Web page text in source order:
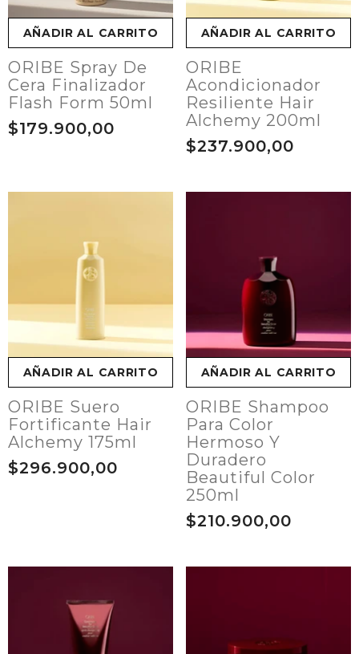
AÑADIR AL CARRITO
ORIBE Spray De
Cera Finalizador
Flash Form 50ml
$179.900,00
AÑADIR AL CARRITO
ORIBE
Acondicionador
Resiliente Hair
Alchemy 200ml
$237.900,00
AÑADIR AL CARRITO
ORIBE Suero
Fortificante Hair
Alchemy 175ml
$296.900,00
AÑADIR AL CARRITO
ORIBE Shampoo
Para Color
Hermoso Y
Duradero
Beautiful Color
250ml
$210.900,00